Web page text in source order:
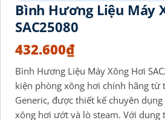
Bình Hương Liệu Máy
SAC25080
432.600₫
Bình Hương Liệu Máy Xông Hơi
kiện phòng xông hơi chính hãng từ
Generic, được thiết kế chuyên
xông hơi ướt và lò steam. Với dung